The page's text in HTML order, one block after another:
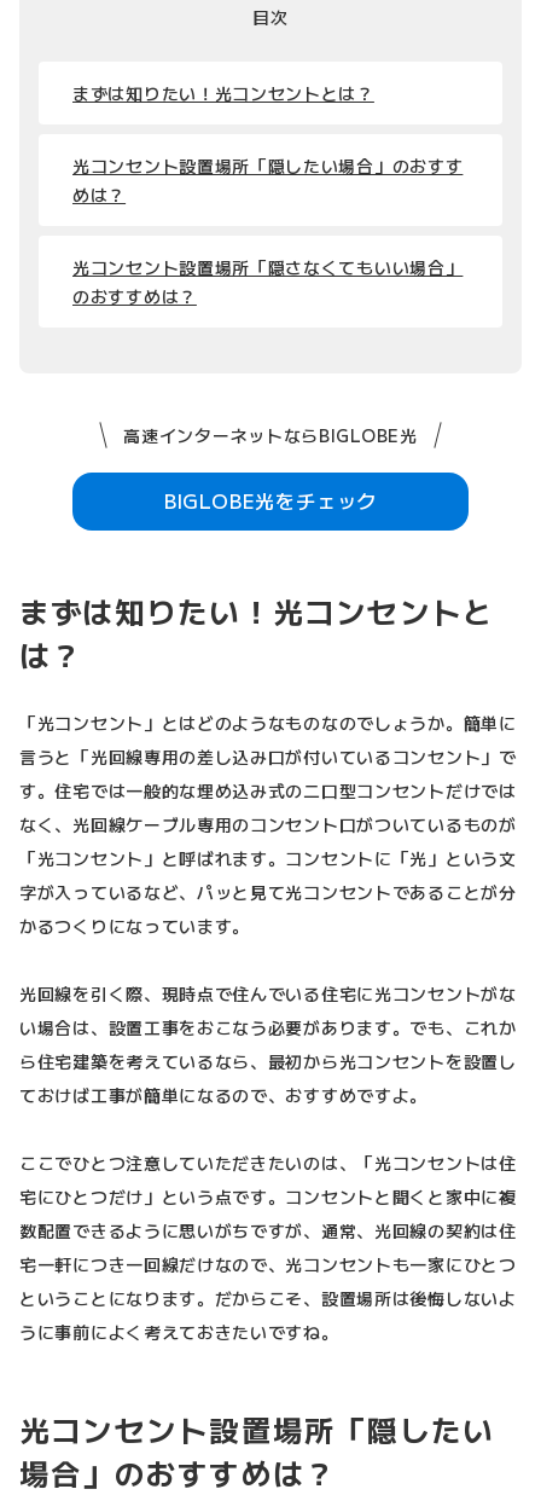
目次
まずは知りたい！光コンセントとは？
光コンセント設置場所「隠したい場合」のおすす
めは？
光コンセント設置場所「隠さなくてもいい場合」
のおすすめは？
高速インターネットならBIGLOBE光
BIGLOBE光をチェック
まずは知りたい！光コンセントと
は？
「光コンセント」とはどのようなものなのでしょうか。簡単に
言うと「光回線専用の差し込み口が付いているコンセント」で
す。住宅では一般的な埋め込み式の二口型コンセントだけでは
なく、光回線ケーブル専用のコンセント口がついているものが
「光コンセント」と呼ばれます。コンセントに「光」という文
字が入っているなど、パッと見て光コンセントであることが分
かるつくりになっています。
光回線を引く際、現時点で住んでいる住宅に光コンセントがな
い場合は、設置工事をおこなう必要があります。でも、これか
ら住宅建築を考えているなら、最初から光コンセントを設置し
ておけば工事が簡単になるので、おすすめですよ。
ここでひとつ注意していただきたいのは、「光コンセントは住
宅にひとつだけ」という点です。コンセントと聞くと家中に複
数配置できるように思いがちですが、通常、光回線の契約は住
宅一軒につき一回線だけなので、光コンセントも一家にひとつ
ということになります。だからこそ、設置場所は後悔しないよ
うに事前によく考えておきたいですね。
光コンセント設置場所「隠したい
場合」のおすすめは？